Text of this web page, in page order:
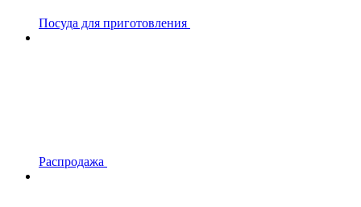
Посуда для приготовления
Распродажа